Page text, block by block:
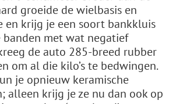
groeide de wielbasis en
en krijg je een soort bankkluis
met wat negatief
de auto 285-breed rubber
om al die kilo’s te bedwingen.
je opnieuw keramische
alleen krijg je ze nu dan ook op